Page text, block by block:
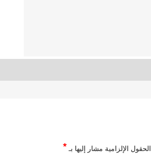
الحقول الإلزامية مشار إليها بـ*